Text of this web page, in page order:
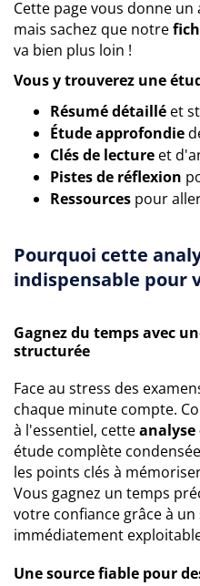
Cette page vous donne
mais sachez que notre
va bien plus loin !
Vous y trouverez une
Résumé détaillé et
Étude approfondie
Clés de lecture et
Pistes de réflexion
Ressources pour
Pourquoi cette
indispensable pour
Gagnez du temps avec
structurée
Face au stress des
chaque minute compte.
à l'essentiel, cetteanalyse
étude complète
les points clés à
Vous gagnez un temps
votre confiance grâce à
immédiatement
Une source fiable pour